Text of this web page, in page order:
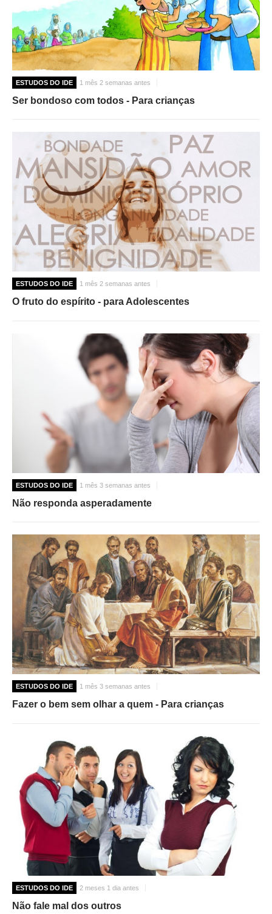
ESTUDOS DO IDE 1 mês 2 semanas antes
Ser bondoso com todos - Para crianças
ESTUDOS DO IDE 1 mês 2 semanas antes
O fruto do espírito - para Adolescentes
ESTUDOS DO IDE 1 mês 3 semanas antes
Não responda asperadamente
ESTUDOS DO IDE 1 mês 3 semanas antes
Fazer o bem sem olhar a quem - Para crianças
ESTUDOS DO IDE 2 meses 1 dia antes
Não fale mal dos outros